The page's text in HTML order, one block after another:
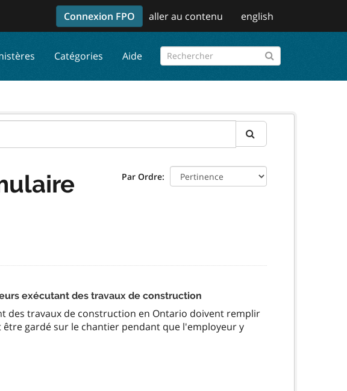
Connexion FPO aller au contenu english
Catégories Aide
Par Ordre
exécutant des travaux de construction
des travaux de construction en Ontario doivent remplir
gardé sur le chantier pendant que l'employeur y